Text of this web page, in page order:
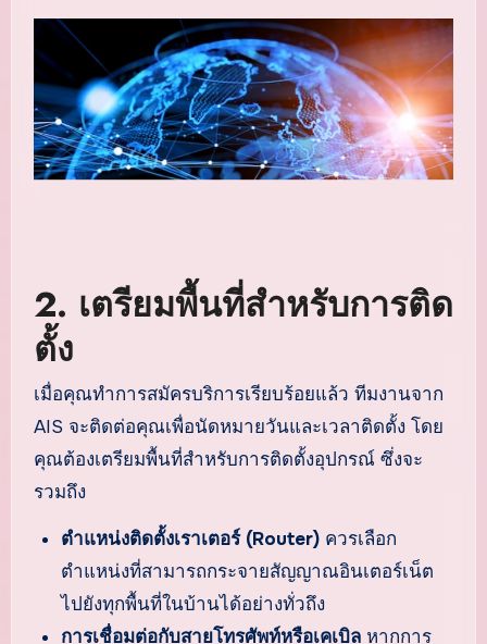
2. เตรียมพื้นที่สำหรับการติด
ตั้ง
เมื่อคุณทำการสมัครบริการเรียบร้อยแล้ว ทีมงานจาก
AIS จะติดต่อคุณเพื่อนัดหมายวันและเวลาติดตั้ง โดย
คุณต้องเตรียมพื้นที่สำหรับการติดตั้งอุปกรณ์ ซึ่งจะ
รวมถึง
ตำแหน่งติดตั้งเราเตอร์ (Router) ควรเลือก
ตำแหน่งที่สามารถกระจายสัญญาณอินเตอร์เน็ต
ไปยังทุกพื้นที่ในบ้านได้อย่างทั่วถึง
การเชื่อมต่อกับสายโทรศัพท์หรือเคเบิล หากการ